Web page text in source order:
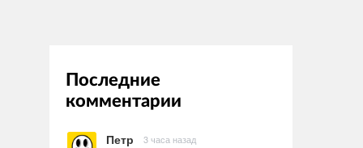
Последние
комментарии
Петр 3 часа назад